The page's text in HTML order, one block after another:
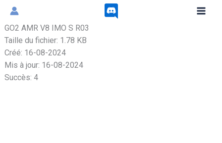
Aller
contenu
GO2 AMR V8 IMO S R03
Taille du fichier: 1.78 KB
Créé: 16-08-2024
Mis à jour: 16-08-2024
Succès: 4